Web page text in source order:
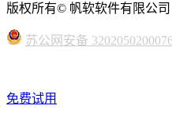
版权所有© 帆软软件有限公司
苏公网安备
免费试用